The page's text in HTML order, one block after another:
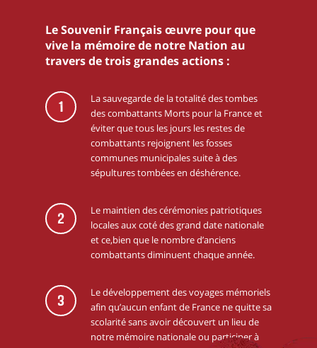
Le Souvenir Français œuvre pour que
vive la mémoire de notre Nation au
travers de trois grandes actions :
1
La sauvegarde de la totalité des tombes
des combattants Morts pour la France et
éviter que tous les jours les restes de
combattants rejoignent les fosses
communes municipales suite à des
sépultures tombées en déshérence.
2
Le maintien des cérémonies patriotiques
locales aux coté des grand date nationale
et ce,bien que le nombre d’anciens
combattants diminuent chaque année.
3
Le développement des voyages mémoriels
afin qu’aucun enfant de France ne quitte sa
scolarité sans avoir découvert un lieu de
notre mémoire nationale ou participer à